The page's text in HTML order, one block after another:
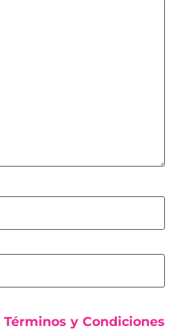
Términos y Condiciones